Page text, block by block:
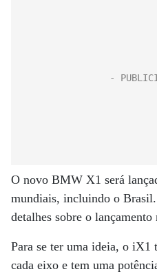
O novo BMW X1 será
mundiais, incluindo o
detalhes sobre o lançamento
Para se ter uma ideia, o
cada eixo e tem uma